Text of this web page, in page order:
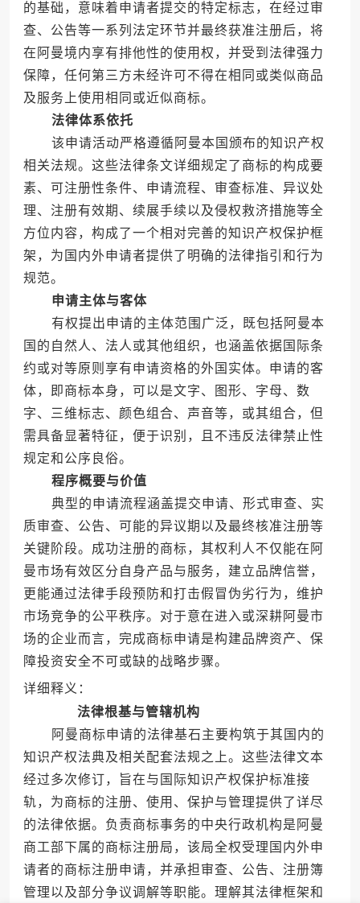
的基础，意味着申请者提交的特定标志，在经过审
查、公告等一系列法定环节并最终获准注册后，将
在阿曼境内享有排他性的使用权，并受到法律强力
保障，任何第三方未经许可不得在相同或类似商品
及服务上使用相同或近似商标。
法律体系依托
该申请活动严格遵循阿曼本国颁布的知识产权
相关法规。这些法律条文详细规定了商标的构成要
素、可注册性条件、申请流程、审查标准、异议处
理、注册有效期、续展手续以及侵权救济措施等全
方位内容，构成了一个相对完善的知识产权保护框
架，为国内外申请者提供了明确的法律指引和行为
规范。
申请主体与客体
有权提出申请的主体范围广泛，既包括阿曼本
国的自然人、法人或其他组织，也涵盖依据国际条
约或对等原则享有申请资格的外国实体。申请的客
体，即商标本身，可以是文字、图形、字母、数
字、三维标志、颜色组合、声音等，或其组合，但
需具备显著特征，便于识别，且不违反法律禁止性
规定和公序良俗。
程序概要与价值
典型的申请流程涵盖提交申请、形式审查、实
质审查、公告、可能的异议期以及最终核准注册等
关键阶段。成功注册的商标，其权利人不仅能在阿
曼市场有效区分自身产品与服务，建立品牌信誉，
更能通过法律手段预防和打击假冒伪劣行为，维护
市场竞争的公平秩序。对于意在进入或深耕阿曼市
场的企业而言，完成商标申请是构建品牌资产、保
障投资安全不可或缺的战略步骤。
详细释义：
法律根基与管辖机构
阿曼商标申请的法律基石主要构筑于其国内的
知识产权法典及相关配套法规之上。这些法律文本
经过多次修订，旨在与国际知识产权保护标准接
轨，为商标的注册、使用、保护与管理提供了详尽
的法律依据。负责商标事务的中央行政机构是阿曼
商工部下属的商标注册局，该局全权受理国内外申
请者的商标注册申请，并承担审查、公告、注册簿
管理以及部分争议调解等职能。理解其法律框架和